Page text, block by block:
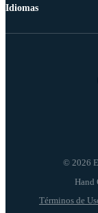
© 2026
Términos de
Idiomas